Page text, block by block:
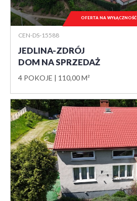
CEN-DS-15588
JEDLINA-ZDRÓJ
DOM NA SPRZEDAŻ
4 POKOJE 110,00 M²
OFERTA NA WYŁĄCZNOŚĆ